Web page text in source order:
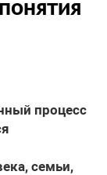
процесс
семьи,